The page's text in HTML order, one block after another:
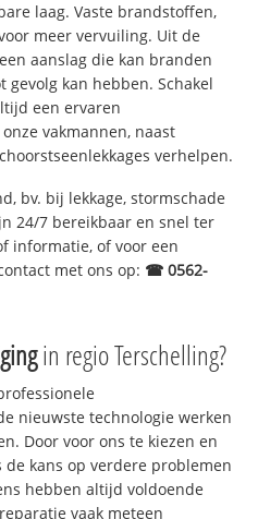
laag. Vaste brandstoffen,
meer vervuiling. Uit de
aanslag die kan branden
kan hebben. Schakel
een ervaren
vakmannen, naast
verhelpen.
bv. bij lekkage, stormschade
24/7 bereikbaar en snel ter
informatie, of voor een
met ons op: ☎ 0562-
in regio Terschelling?
nieuwste technologie werken
Door voor ons te kiezen en
kans op verdere problemen
hebben altijd voldoende
vaak meteen